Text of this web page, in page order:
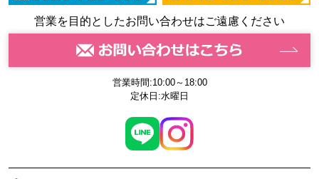
営業を目的としたお問い合わせはご遠慮ください
営業時間:10:00～18:00
定休日:水曜日